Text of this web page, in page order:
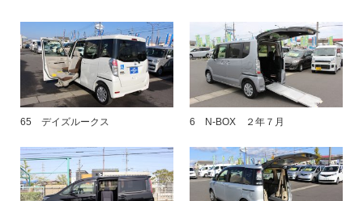
65 デイズルークス 6 N-BOX ２年７月